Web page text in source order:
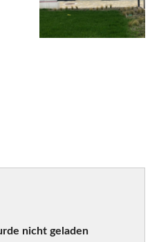
nicht geladen